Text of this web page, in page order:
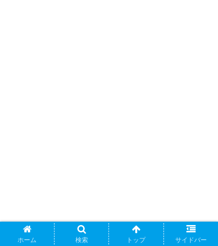
ホーム 検索 トップ サイドバー